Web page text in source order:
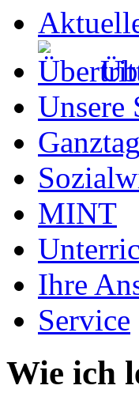
Unsere
MINT
Ihre
Service
Wie ich